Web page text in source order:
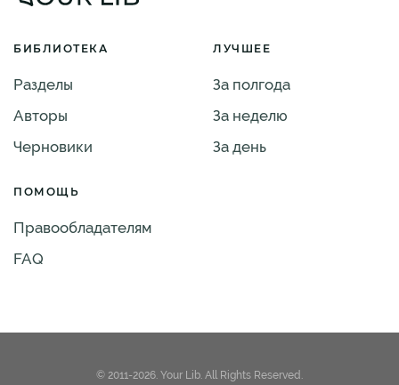
БИБЛИОТЕКА
Разделы
Авторы
Черновики
ЛУЧШЕЕ
За полгода
За неделю
За день
ПОМОЩЬ
Правообладателям
FAQ
© 2011-2026. Your Lib. All Rights Reserved.